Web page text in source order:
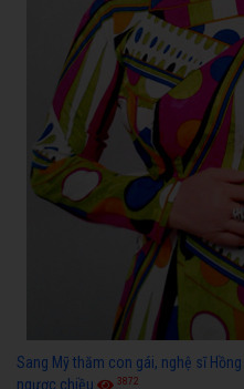
Sang Mỹ thăm con gái, nghệ sĩ
ngược chiều
3872